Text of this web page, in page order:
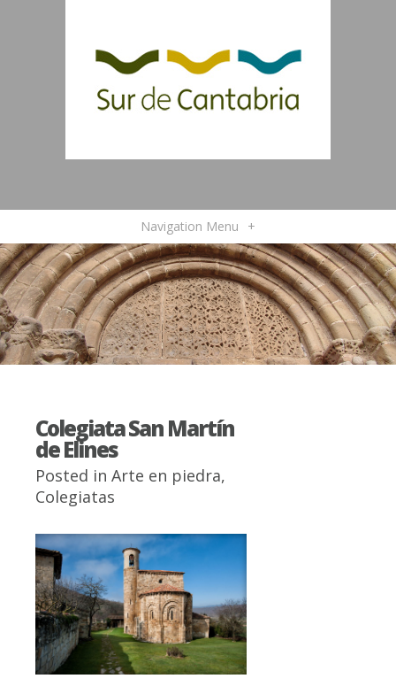
Navigation Menu +
Colegiata San Martín
de Elines
Posted in Arte en piedra,
Colegiatas